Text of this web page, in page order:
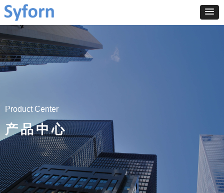
Product Center
产品中心